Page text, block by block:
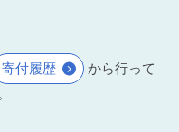
寄付履歴
から行って